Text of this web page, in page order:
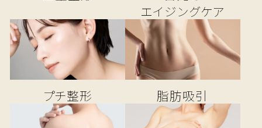
エイジングケア
プチ整形 脂肪吸引